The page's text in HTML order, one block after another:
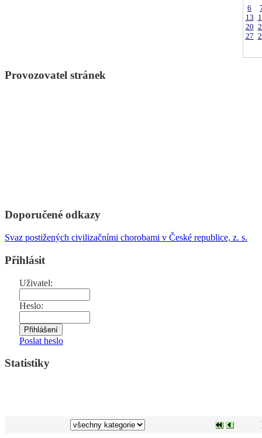
6
13
20
27
Provozovatel stránek
Doporučené odkazy
Svaz postižených civilizačními chorobami v České republice, z. s.
Přihlásit
Uživatel:
Heslo:
Poslat heslo
Statistiky